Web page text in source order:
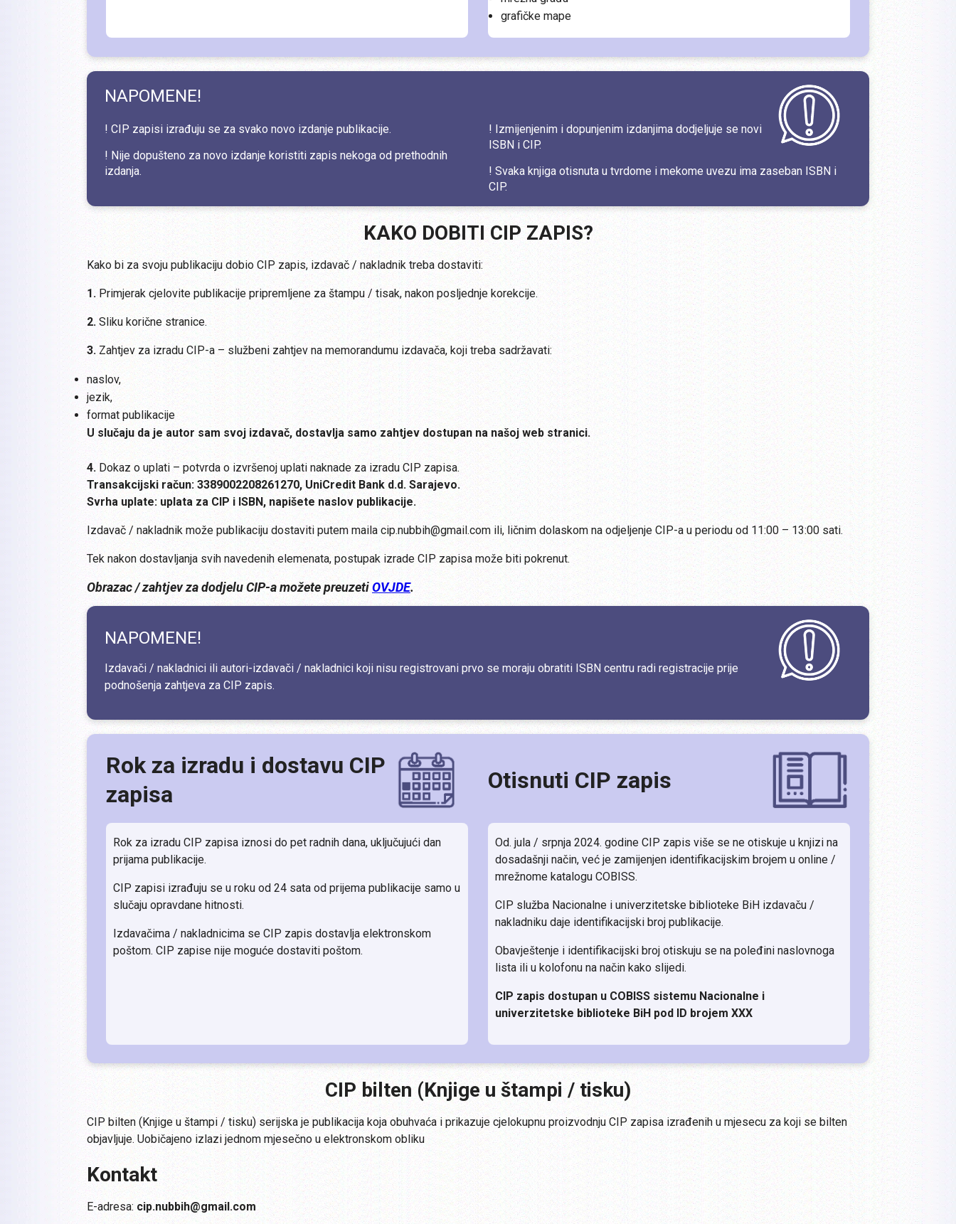
grafičke mape
NAPOMENE!
! CIP zapisi izrađuju se za svako novo izdanje publikacije.
! Nije dopušteno za novo izdanje koristiti zapis nekoga od prethodnih
izdanja.
! Izmijenjenim i dopunjenim izdanjima dodjeljuje se novi
ISBN i CIP.
! Svaka knjiga otisnuta u tvrdome i mekome uvezu ima zaseban ISBN i
CIP.
KAKO DOBITI CIP ZAPIS?
Kako bi za svoju publikaciju dobio CIP zapis, izdavač / nakladnik treba dostaviti:
1. Primjerak cjelovite publikacije pripremljene za štampu / tisak, nakon posljednje korekcije.
2. Sliku korične stranice.
3. Zahtjev za izradu CIP-a – službeni zahtjev na memorandumu izdavača, koji treba sadržavati:
naslov,
jezik,
format publikacije
U slučaju da je autor sam svoj izdavač, dostavlja samo zahtjev dostupan na našoj web stranici.
4. Dokaz o uplati – potvrda o izvršenoj uplati naknade za izradu CIP zapisa.
Transakcijski račun: 3389002208261270, UniCredit Bank d.d. Sarajevo.
Svrha uplate: uplata za CIP i ISBN, napišete naslov publikacije.
Izdavač / nakladnik može publikaciju dostaviti putem maila cip.nubbih@gmail.com ili, ličnim dolaskom na odjeljenje CIP-a u periodu od 11:00 – 13:00 sati.
Tek nakon dostavljanja svih navedenih elemenata, postupak izrade CIP zapisa može biti pokrenut.
Obrazac / zahtjev za dodjelu CIP-a možete preuzetiOVJDE.
NAPOMENE!
Izdavači / nakladnici ili autori-izdavači / nakladnici koji nisu registrovani prvo se moraju obratiti ISBN centru radi registracije prije
podnošenja zahtjeva za CIP zapis.
Rok za izradu i dostavu CIP
zapisa
Rok za izradu CIP zapisa iznosi do pet radnih dana, uključujući dan
prijama publikacije.
CIP zapisi izrađuju se u roku od 24 sata od prijema publikacije samo u
slučaju opravdane hitnosti.
Izdavačima / nakladnicima se CIP zapis dostavlja elektronskom
poštom. CIP zapise nije moguće dostaviti poštom.
Otisnuti CIP zapis
Od. jula / srpnja 2024. godine CIP zapis više se ne otiskuje u knjizi na
dosadašnji način, već je zamijenjen identifikacijskim brojem u online /
mrežnome katalogu COBISS.
CIP služba Nacionalne i univerzitetske biblioteke BiH izdavaču /
nakladniku daje identifikacijski broj publikacije.
Obavještenje i identifikacijski broj otiskuju se na poleđini naslovnoga
lista ili u kolofonu na način kako slijedi.
CIP zapis dostupan u COBISS sistemu Nacionalne i
univerzitetske biblioteke BiH pod ID brojem XXX
CIP bilten (Knjige u štampi / tisku)
CIP bilten (Knjige u štampi / tisku) serijska je publikacija koja obuhvaća i prikazuje cjelokupnu proizvodnju CIP zapisa izrađenih u mjesecu za koji se bilten
objavljuje. Uobičajeno izlazi jednom mjesečno u elektronskom obliku
Kontakt
E-adresa: cip.nubbih@gmail.com